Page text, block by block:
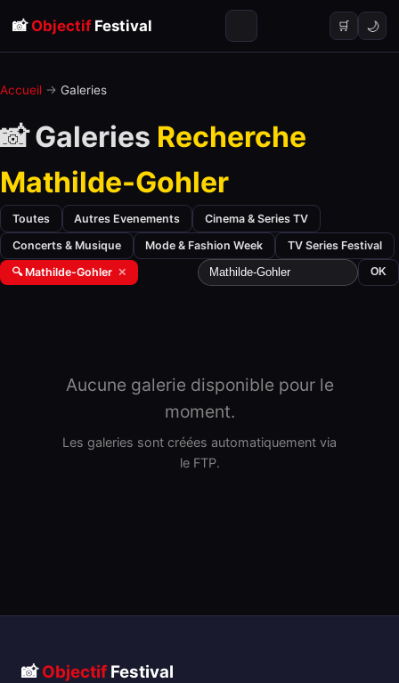
📸 ObjectifFestival 🛒 🌙
Accueil → Galeries
📸 Galeries Recherche
Mathilde-Gohler
Toutes Autres Evenements Cinema & Series TV
Concerts & Musique Mode & Fashion Week TV Series Festival
🔍 Mathilde-Gohler ✕ OK
Aucune galerie disponible pour le
moment.
Les galeries sont créées automatiquement via
le FTP.
📸Objectif Festival